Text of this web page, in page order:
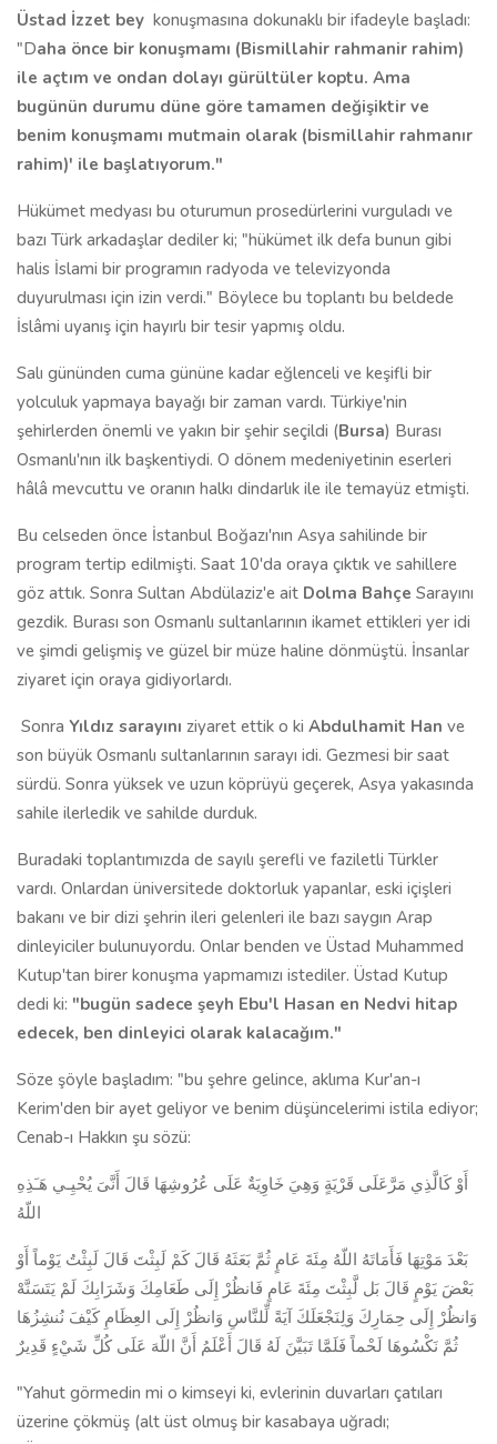
Üstad İzzet bey konuşmasına dokunaklı bir ifadeyle başladı:
"Daha önce bir konuşmamı (Bismillahir rahmanir rahim)
ile açtım ve ondan dolayı gürültüler koptu. Ama
bugünün durumu düne göre tamamen değişiktir ve
benim konuşmamı mutmain olarak (bismillahir rahmanır
rahim)' ile başlatıyorum."
Hükümet medyası bu oturumun prosedürlerini vurguladı ve
bazı Türk arkadaşlar dediler ki; "hükümet ilk defa bunun gibi
halis İslami bir programın radyoda ve televizyonda
duyurulması için izin verdi." Böylece bu toplantı bu beldede
İslâmi uyanış için hayırlı bir tesir yapmış oldu.
Salı gününden cuma gününe kadar eğlenceli ve keşifli bir
yolculuk yapmaya bayağı bir zaman vardı. Türkiye'nin
şehirlerden önemli ve yakın bir şehir seçildi (Bursa) Burası
Osmanlı'nın ilk başkentiydi. O dönem medeniyetinin eserleri
hâlâ mevcuttu ve oranın halkı dindarlık ile ile temayüz etmişti.
Bu celseden önce İstanbul Boğazı'nın Asya sahilinde bir
program tertip edilmişti. Saat 10'da oraya çıktık ve sahillere
göz attık. Sonra Sultan Abdülaziz'e ait Dolma Bahçe Sarayını
gezdik. Burası son Osmanlı sultanlarının ikamet ettikleri yer idi
ve şimdi gelişmiş ve güzel bir müze haline dönmüştü. İnsanlar
ziyaret için oraya gidiyorlardı.
Sonra Yıldız sarayını ziyaret ettik o ki Abdulhamit Han ve
son büyük Osmanlı sultanlarının sarayı idi. Gezmesi bir saat
sürdü. Sonra yüksek ve uzun köprüyü geçerek, Asya yakasında
sahile ilerledik ve sahilde durduk.
Buradaki toplantımızda de sayılı şerefli ve faziletli Türkler
vardı. Onlardan üniversitede doktorluk yapanlar, eski içişleri
bakanı ve bir dizi şehrin ileri gelenleri ile bazı saygın Arap
dinleyiciler bulunuyordu. Onlar benden ve Üstad Muhammed
Kutup'tan birer konuşma yapmamızı istediler. Üstad Kutup
dedi ki: "bugün sadece şeyh Ebu'l Hasan en Nedvi hitap
edecek, ben dinleyici olarak kalacağım."
Söze şöyle başladım: "bu şehre gelince, aklıma Kur'an-ı
Kerim'den bir ayet geliyor ve benim düşüncelerimi istila ediyor;
Cenab-ı Hakkın şu sözü:
أَوْ كَالَّذِي مَرَّعَلَى قَرْيَةٍ وَهِيَ خَاوِيَةٌ عَلَى عُرُوشِهَا قَالَ أَنَّىَ يُحْيِـي هَـَذِهِ
بَعْدَ مَوْتِهَا فَأَمَاتَهُ اللّهُ مِئَةَ عَامٍ ثُمَّ بَعَثَهُ قَالَ كَمْ لَبِثْتَ قَالَ لَبِثْتُ يَوْماً أَوْ
بَعْضَ يَوْمٍ قَالَ بَل لَّبِثْتَ مِئَةَ عَامٍ فَانظُرْ إِلَى طَعَامِكَ وَشَرَابِكَ لَمْ يَتَسَنَّهْ
وَانظُرْ إِلَى حِمَارِكَ وَلِنَجْعَلَكَ آيَةً لِّلنَّاسِ وَانظُرْ إِلَى العِظَامِ كَيْفَ نُنشِزُهَا
ثُمَّ نَكْسُوهَا لَحْماً فَلَمَّا تَبَيَّنَ لَهُ قَالَ أَعْلَمُ أَنَّ اللّهَ عَلَى كُلِّ شَيْءٍ قَدِيرٌ
"Yahut görmedin mi o kimseyi ki, evlerinin duvarları çatıları
üzerine çökmüş (alt üst olmuş bir kasabaya uğradı;